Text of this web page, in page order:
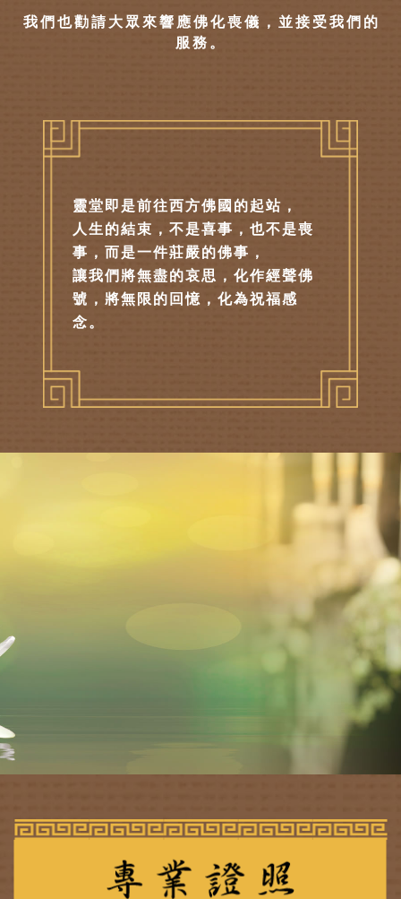
我們也勸請大眾來響應佛化喪儀，並接受我們的
服務。
靈堂即是前往西方佛國的起站，
人生的結束，不是喜事，也不是喪
事，而是一件莊嚴的佛事，
讓我們將無盡的哀思，化作經聲佛
號，將無限的回憶，化為祝福感
念。